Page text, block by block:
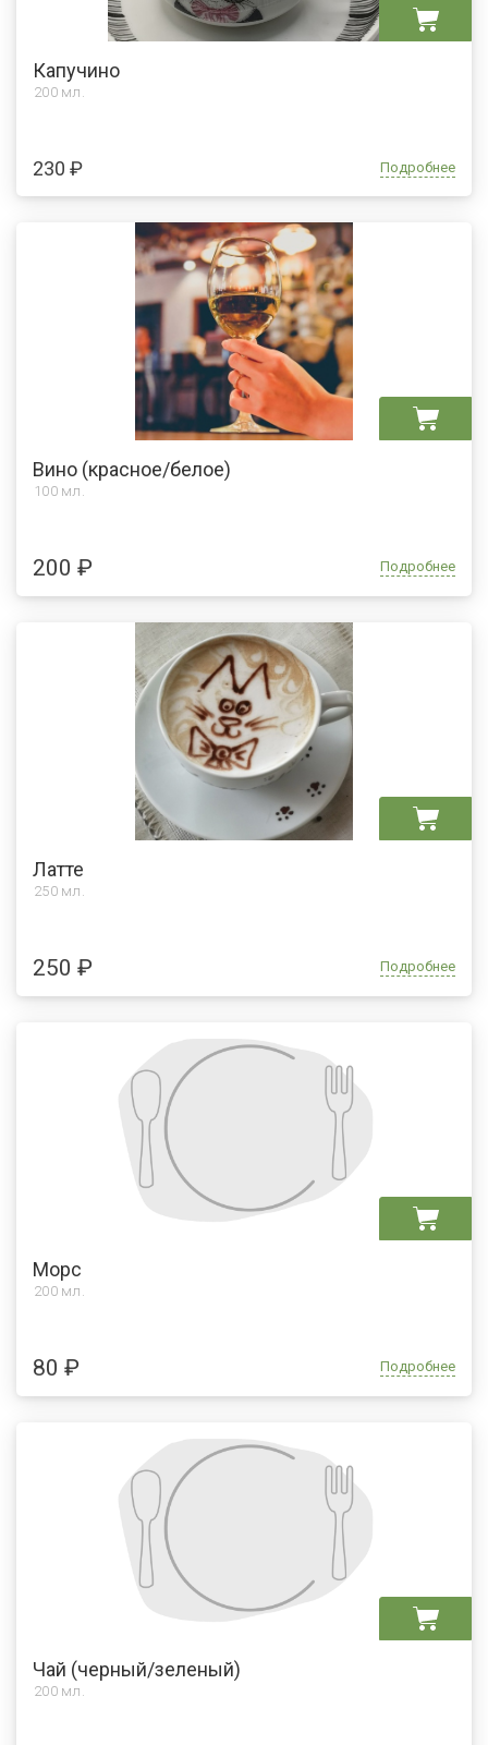
Капучино
200 мл.
230 ₽ Подробнее
Вино (красное/белое)
100 мл.
200 ₽ Подробнее
Латте
250 мл.
250 ₽ Подробнее
Морс
200 мл.
80 ₽ Подробнее
Чай (черный/зеленый)
200 мл.